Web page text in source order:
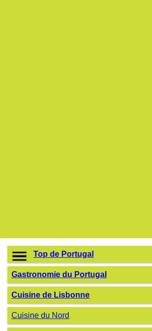
Top de Portugal
Gastronomie du Portugal
Cuisine de Lisbonne
Cuisine du Nord